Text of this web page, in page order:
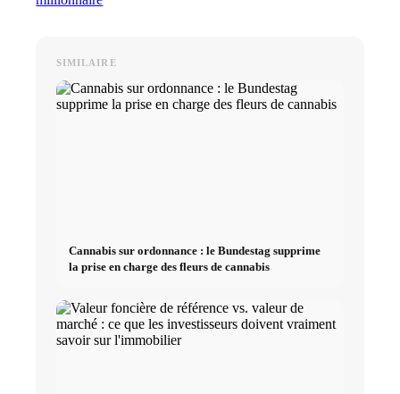
SIMILAIRE
Cannabis sur ordonnance : le Bundestag supprime
la prise en charge des fleurs de cannabis